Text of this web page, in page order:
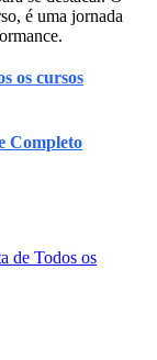
é uma jornada
os cursos
Completo
de Todos os